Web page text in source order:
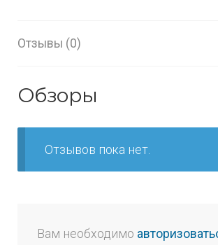
Отзывы (0)
Обзоры
Отзывов пока нет.
Вам необходимо